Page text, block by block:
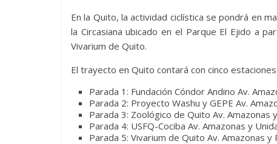
En la Quito, la actividad ciclística se pondrá en
la Circasiana ubicado en el Parque El Ejido a
Vivarium de Quito.
El trayecto en Quito contará con cinco
Parada 1: Fundación Cóndor Andino Av.
Parada 2: Proyecto Washu y GEPE Av.
Parada 3: Zoológico de Quito Av. Amazonas
Parada 4: USFQ-Cociba Av. Amazonas y
Parada 5: Vivarium de Quito Av. Amazonas y